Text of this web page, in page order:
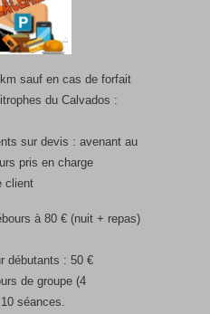
sauf en cas de forfait
du Calvados :
sur devis : avenant au
pris en charge
client
à 80 € (nuit + repas)
débutants : 50 €
de groupe (4
séances.